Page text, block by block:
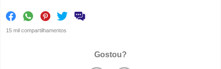
15 mil compartilhamentos
Gostou?